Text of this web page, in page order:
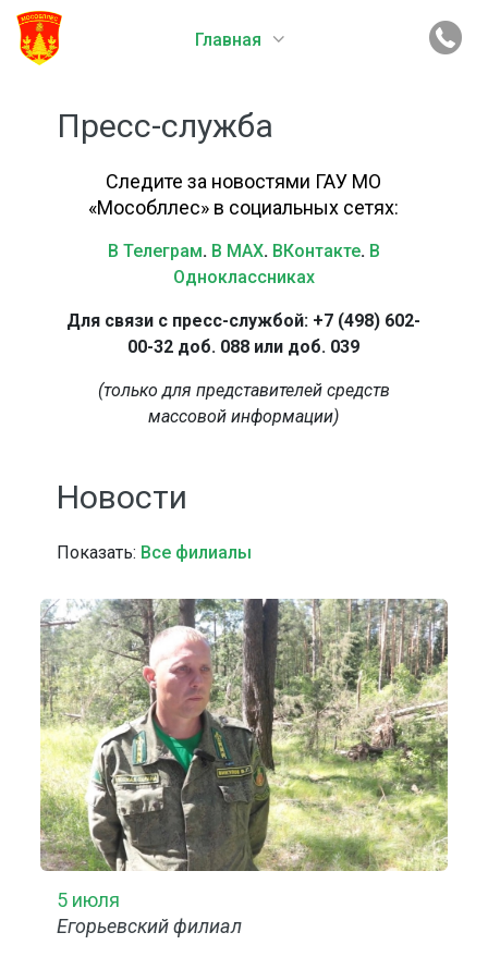
Главная
Пресс-служба
Следите за новостями ГАУ МО
«Мособллес» в социальных сетях:
В Телеграм. В MAX. ВКонтакте. В
Одноклассниках
Для связи с пресс-службой: +7 (498) 602-
00-32 доб. 088 или доб. 039
(только для представителей средств
массовой информации)
Новости
Показать: Все филиалы
5 июля
Егорьевский филиал